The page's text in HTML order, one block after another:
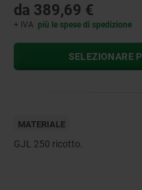
da 389,69 €
+ IVA più le spese di spedizione
SELEZIONARE
MATERIALE
GJL 250 ricotto.